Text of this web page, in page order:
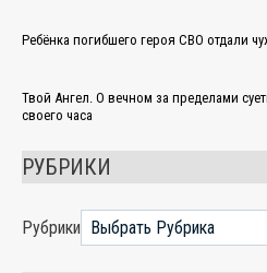
Ребёнка погибшего героя СВО отдали
Твой Ангел. О вечном за пределами
своего часа
РУБРИКИ
Рубрики